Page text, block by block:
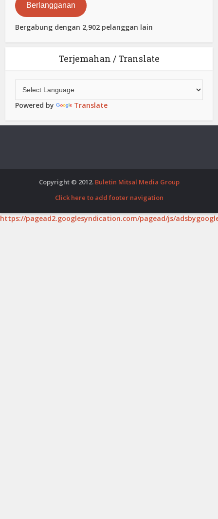
Berlangganan
Bergabung dengan 2,902 pelanggan lain
Terjemahan / Translate
Powered by Translate
Copyright © 2012. Buletin Mitsal Media Group
Click here to add footer navigation
https://pagead2.googlesyndication.com/pagead/js/